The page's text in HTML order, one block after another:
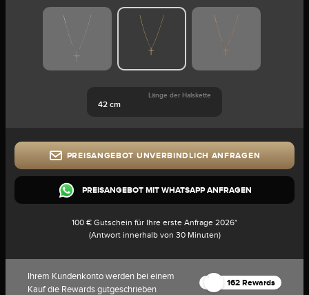
42 cm
Länge der Halskette
PREISANGEBOT UNVERBINDLICH ANFRAGEN
PREISANGEBOT MIT WHATSAPP ANFRAGEN
100 € Gutschein für Ihre erste Anfrage 2026*
(Antwort innerhalb von 30 Minuten)
Ihrem Kundenkonto werden bei einem
Kauf die Rewards gutgeschrieben
162 Rewards